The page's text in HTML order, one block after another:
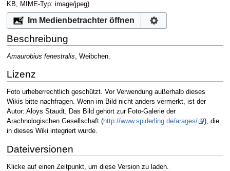
KB, MIME-Typ: image/jpeg)
Im Medienbetrachter öffnen
Beschreibung
Amaurobius fenestralis , Weibchen.
Lizenz
Foto urheberrechtlich geschützt. Vor Verwendung außerhalb dieses
Wikis bitte nachfragen. Wenn im Bild nicht anders vermerkt, ist der
Autor: Aloys Staudt. Das Bild gehört zur Foto-Galerie der
Arachnologischen Gesellschaft (http://www.spiderling.de/arages/
), die
in dieses Wiki integriert wurde.
Dateiversionen
Klicke auf einen Zeitpunkt, um diese Version zu laden.